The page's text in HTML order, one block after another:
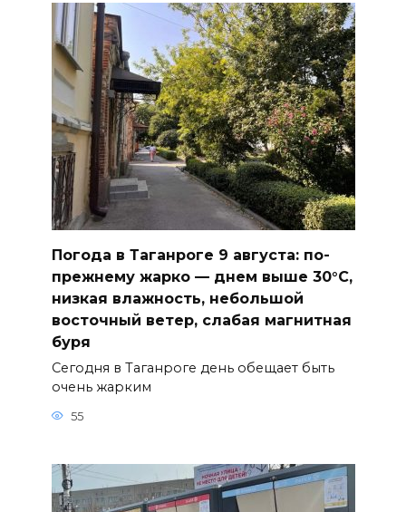
Погода в Таганроге 9 августа: по-
прежнему жарко — днем выше 30°С,
низкая влажность, небольшой
восточный ветер, слабая магнитная
буря
Сегодня в Таганроге день обещает быть
очень жарким
55